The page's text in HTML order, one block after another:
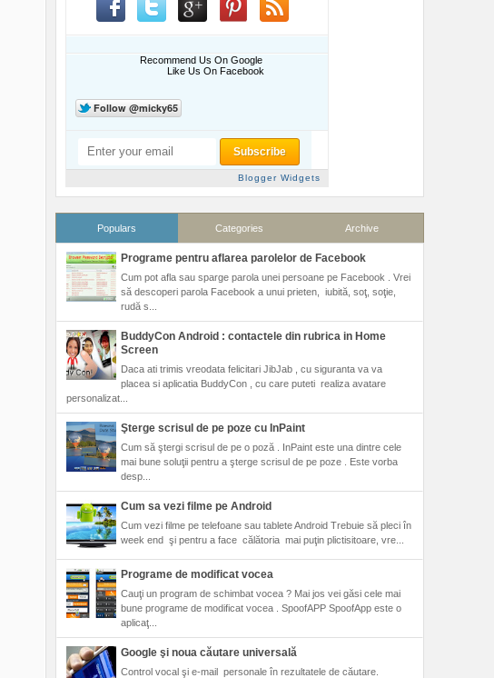
Recommend Us On Google
Like Us On Facebook
Blogger Widgets
Populars Categories Archive
Programe pentru aflarea parolelor de Facebook
Cum pot afla sau sparge parola unei persoane pe Facebook . Vrei
să descoperi parola Facebook a unui prieten, iubită, soţ, soţie,
rudă s...
BuddyCon Android : contactele din rubrica in Home
Screen
Daca ati trimis vreodata felicitari JibJab , cu siguranta va va
placea si aplicatia BuddyCon , cu care puteti realiza avatare
personalizat...
Şterge scrisul de pe poze cu InPaint
Cum să ştergi scrisul de pe o poză . InPaint este una dintre cele
mai bune soluţii pentru a şterge scrisul de pe poze . Este vorba
desp...
Cum sa vezi filme pe Android
Cum vezi filme pe telefoane sau tablete Android Trebuie să pleci în
week end şi pentru a face călătoria mai puţin plictisitoare, vre...
Programe de modificat vocea
Cauţi un program de schimbat vocea ? Mai jos vei găsi cele mai
bune programe de modificat vocea . SpoofAPP SpoofApp este o
aplicaţ...
Google şi noua căutare universală
Control vocal şi e-mail personale în rezultatele de căutare.